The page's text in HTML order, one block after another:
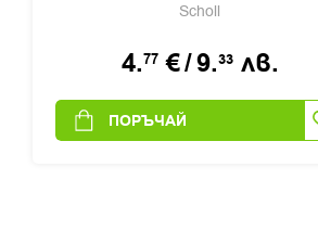
Scholl
4.77 €/9.33 лв.
ПОРЪЧАЙ